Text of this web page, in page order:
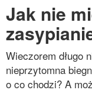
Jak nie
Wieczorem długo
nieprzytomna
o co chodzi? A